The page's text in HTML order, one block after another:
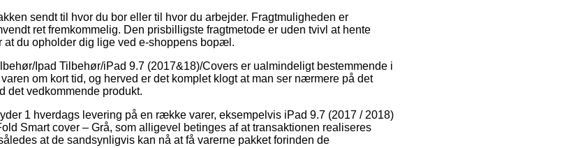
sendt til hvor du bor eller til hvor du arbejder. Fragtmuligheden er
ret fremkommelig. Den prisbilligste fragtmetode er uden tvivl at hente
at du opholder dig lige ved e-shoppens bopæl.
Ipad Tilbehør/iPad 9.7 (2017&18)/Covers er ualmindeligt bestemmende i
om kort tid, og herved er det komplet klogt at man ser nærmere på det
det vedkommende produkt.
1 hverdags levering på en række varer, eksempelvis iPad 9.7 (2017 / 2018)
Smart cover – Grå, som alligevel betinges af at transaktionen realiseres
at de sandsynligvis kan nå at få varerne pakket forinden de